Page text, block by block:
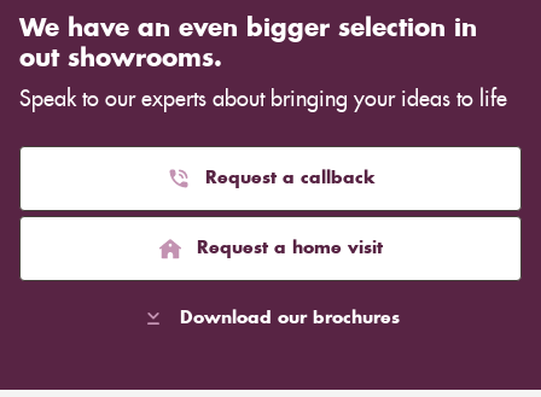
We have an even bigger selection in
out showrooms.
Speak to our experts about bringing your ideas to life
Request a callback
Request a home visit
Download our brochures